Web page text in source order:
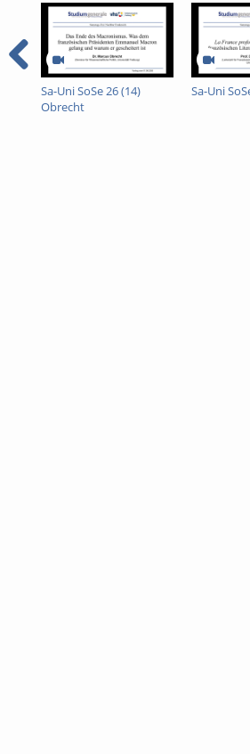
Dynamik des Zyklus sollen ausgewählte
Aussagegehalt gesucht werden.
Referent/in:
Prof. Dr. Achim Aurnhammer (Deutsches
Freiburg)
Sa-Uni SoSe 26 (14)
Obrecht
Sa-Uni